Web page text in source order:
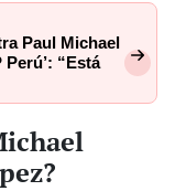
Paul Michael
“Está